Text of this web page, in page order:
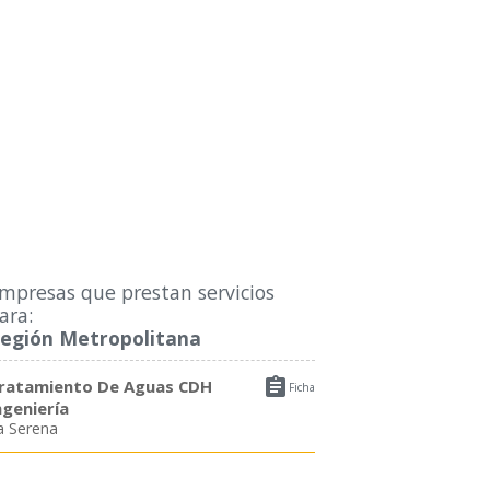
que prestan servicios
Metropolitana
 Ficha
De Aguas CDH
Serena